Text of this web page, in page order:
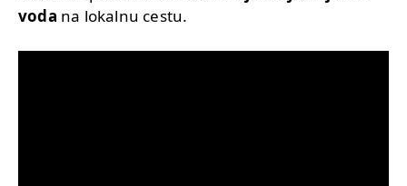
voda na lokalnu cestu.